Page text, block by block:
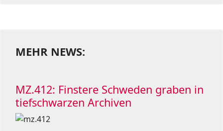
MEHR NEWS:
MZ.412: Finstere Schweden graben in
tiefschwarzen Archiven